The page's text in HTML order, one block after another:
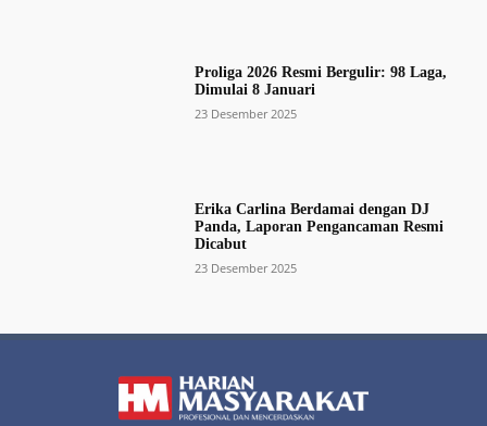
Proliga 2026 Resmi Bergulir: 98 Laga,
Dimulai 8 Januari
23 Desember 2025
Erika Carlina Berdamai dengan DJ
Panda, Laporan Pengancaman Resmi
Dicabut
23 Desember 2025